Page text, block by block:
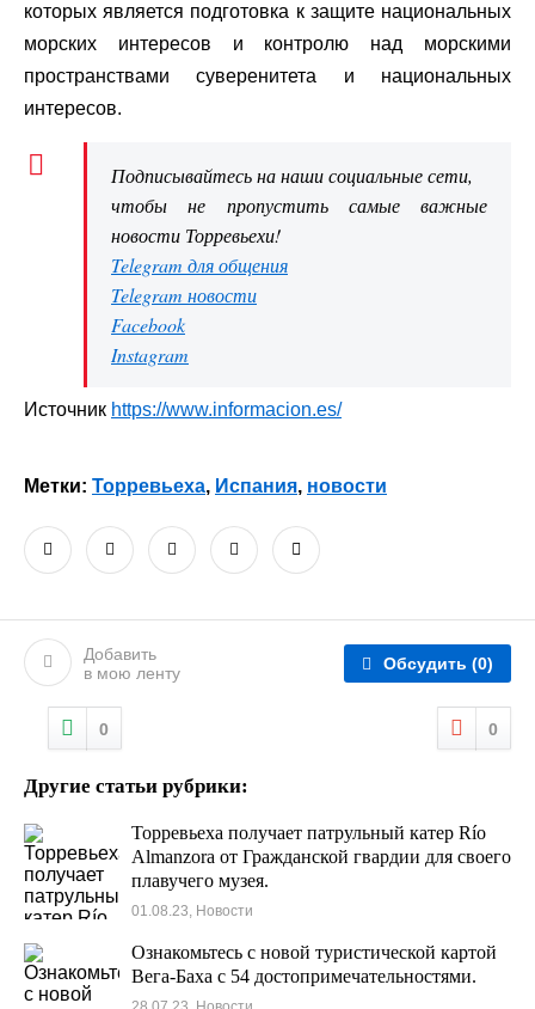
которых является подготовка к защите национальных
морских интересов и контролю над морскими
пространствами суверенитета и национальных
интересов.
Подписывайтесь на наши социальные сети,
чтобы не пропустить самые важные
новости Торревьехи!
Telegram для общения
Telegram новости
Facebook
Instagram
Источник https://www.informacion.es/
Метки: Торревьеха, Испания, новости
Добавить
в мою ленту
Обсудить (0)
0 0
Другие статьи рубрики:
Торревьеха получает патрульный катер Río
Almanzora от Гражданской гвардии для своего
плавучего музея.
01.08.23, Новости
Ознакомьтесь с новой туристической картой
Вега-Баха с 54 достопримечательностями.